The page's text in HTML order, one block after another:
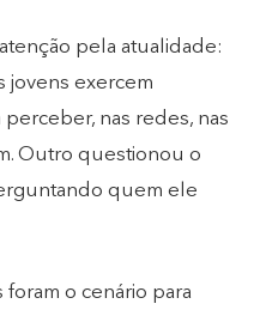
pela atualidade:
jovens exercem
nas redes, nas
Outro questionou o
quem ele
o cenário para